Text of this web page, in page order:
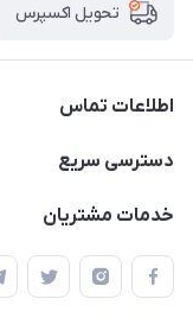
تحویل اکسپرس
اطلاعات تماس
09165044753
دسترسی سریع
حساب کاربری
لیست محصولات
خدمات مشتریان
قوانین و مقررات
حریم خصوصی